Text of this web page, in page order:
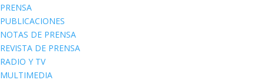
PRENSA
PUBLICACIONES
NOTAS DE PRENSA
REVISTA DE PRENSA
RADIO Y TV
MULTIMEDIA